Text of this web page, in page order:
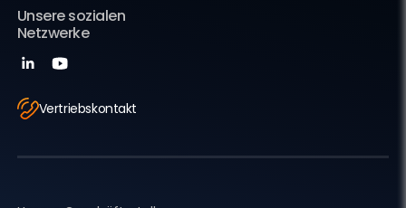
Unsere sozialen
Netzwerke
Vertriebskontakt